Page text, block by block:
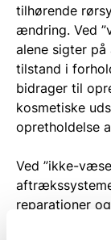
tilhørende
ændring. Ved
alene sigter
tilstand i
bidrager til
kosmetiske
opretholdelse
Ved ”ikke-
reparationer